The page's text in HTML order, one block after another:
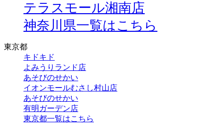
テラスモール湘南店
神奈川県一覧はこちら
東京都
キドキド
よみうりランド店
あそびのせかい
イオンモールむさし村山店
あそびのせかい
有明ガーデン店
東京都一覧はこちら